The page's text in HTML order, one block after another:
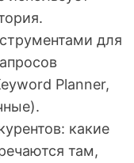
для
Planner,
какие
там,